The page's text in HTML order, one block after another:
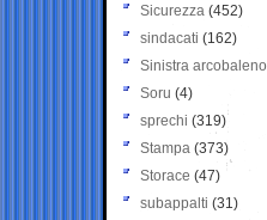
Sicurezza (452)
sindacati (162)
Sinistra arcobaleno
Soru (4)
sprechi (319)
Stampa (373)
Storace (47)
subappalti (31)